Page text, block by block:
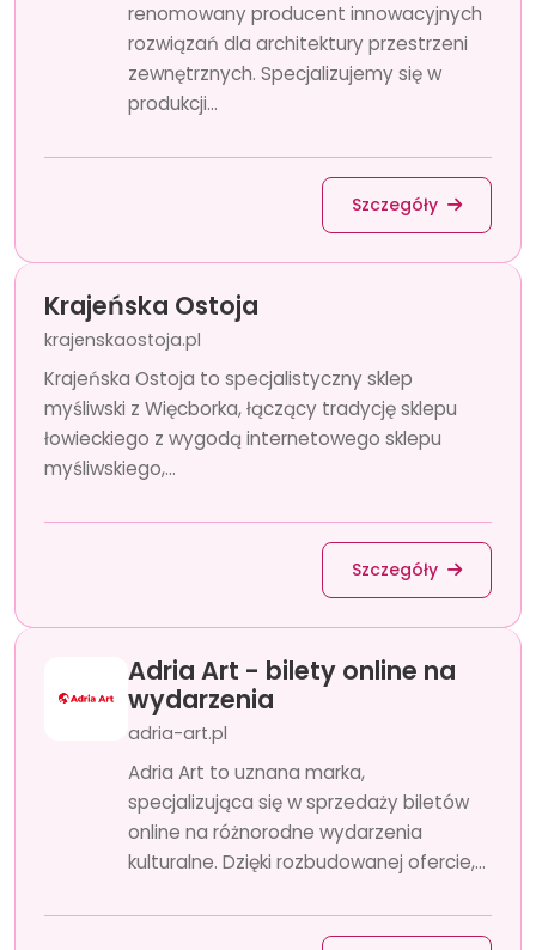
renomowany producent innowacyjnych
rozwiązań dla architektury przestrzeni
zewnętrznych. Specjalizujemy się w
produkcji...
Szczegóły
Krajeńska Ostoja
krajenskaostoja.pl
Krajeńska Ostoja to specjalistyczny sklep
myśliwski z Więcborka, łączący tradycję sklepu
łowieckiego z wygodą internetowego sklepu
myśliwskiego,...
Szczegóły
Adria Art - bilety online na
wydarzenia
adria-art.pl
Adria Art to uznana marka,
specjalizująca się w sprzedaży biletów
online na różnorodne wydarzenia
kulturalne. Dzięki rozbudowanej ofercie,...